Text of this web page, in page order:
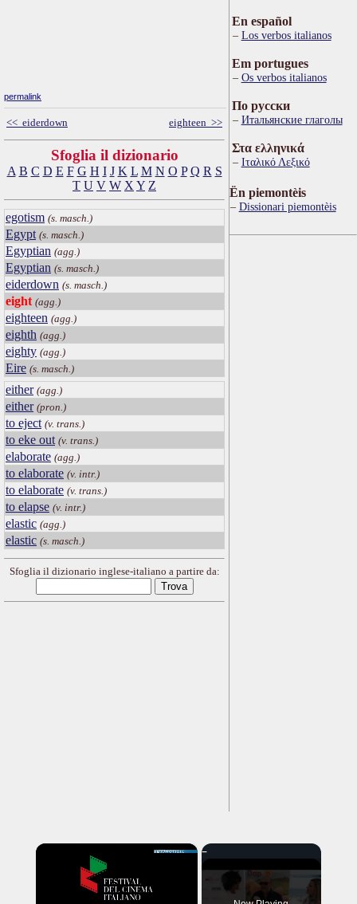
permalink
<< eiderdown eighteen >>
Sfoglia il dizionario
A B C D E F G H I J K L M N O P Q R S
T U V W X Y Z
egotism (s. masch.)
Egypt (s. masch.)
Egyptian (agg.)
Egyptian (s. masch.)
eiderdown (s. masch.)
eight (agg.)
eighteen (agg.)
eighth (agg.)
eighty (agg.)
Eire (s. masch.)
either (agg.)
either (pron.)
to eject (v. trans.)
to eke out (v. trans.)
elaborate (agg.)
to elaborate (v. intr.)
to elaborate (v. trans.)
to elapse (v. intr.)
elastic (agg.)
elastic (s. masch.)
Sfoglia il dizionario inglese-italiano a partire da:
En español
Los verbos italianos
Em portugues
Os verbos italianos
По русски
Итальянские глаголы
Στα ελληνικά
Ιταλικό Λεξικό
Ën piemontèis
Dissionari piemontèis
×